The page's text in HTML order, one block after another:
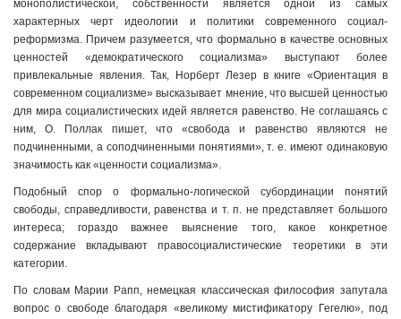
монополистической, собственности является одной из самых
характерных черт идеологии и политики современного социал-
реформизма. Причем разумеется, что формально в качестве основных
ценностей «демократического социализма» выступают более
привлекальные явления. Так, Норберт Лезер в книге «Ориентация в
современном социализме» высказывает мнение, что высшей ценностью
для мира социалистических идей является равенство. Не соглашаясь с
ним, О. Поллак пишет, что «свобода и равенство являются не
подчиненными, а соподчиненными понятиями», т. е. имеют одинаковую
значимость как «ценности социализма».
Подобный спор о формально-логической субординации понятий
свободы, справедливости, равенства и т. п. не представляет большого
интереса; гораздо важнее выяснение того, какое конкретное
содержание вкладывают правосоциалистические теоретики в эти
категории.
По словам Марии Рапп, немецкая классическая философия запутала
вопрос о свободе благодаря «великому мистификатору Гегелю», под